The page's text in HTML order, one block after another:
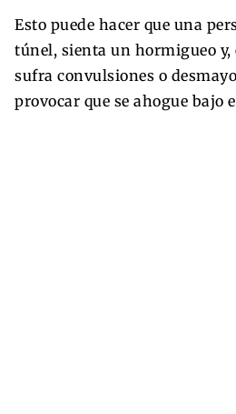
Esto puede hacer que una
túnel, sienta un hormigueo y,
sufra convulsiones o
provocar que se ahogue bajo